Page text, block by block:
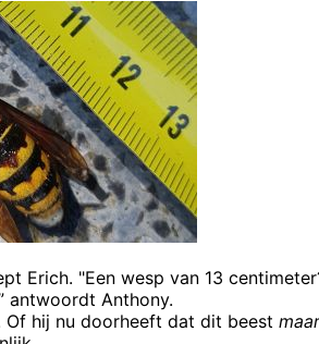
Erich. "Een wesp van 13
antwoordt Anthony.
Of hij nu doorheeft dat dit beest maar